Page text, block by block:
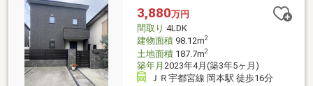
＝センチュリー２１ハウスゲート＝＝＝＝＝ ＴＥＬ：０１２
０－８０３－５１０ ＝＝＝＝＝＝＝＝＝＝＝＝＝＝＝＝＝＝
＝＝＝＝＝＝
3,880万円
間取り 4LDK
建物面積98.12m2
土地面積187.7m2
築年月 2023年4月(築3年5ヶ月)
ＪＲ宇都宮線 岡本駅 徒歩16分